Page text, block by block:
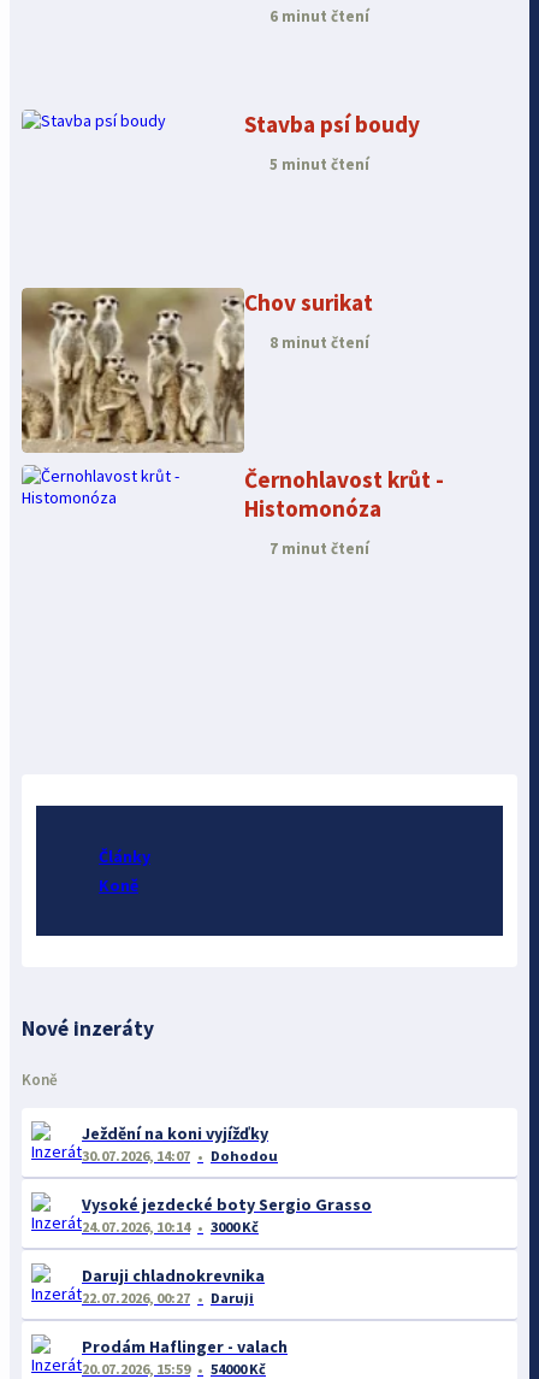
6 minut čtení
Stavba psí boudy
5 minut čtení
Chov surikat
8 minut čtení
Černohlavost krůt -
Histomonóza
7 minut čtení
Články
Koně
Nové inzeráty
Koně
Ježdění na koni vyjížďky
30.07.2026, 14:07 Dohodou
Vysoké jezdecké boty Sergio Grasso
24.07.2026, 10:14 3000 Kč
Daruji chladnokrevnika
22.07.2026, 00:27 Daruji
Prodám Haflinger - valach
20.07.2026, 15:59 54000 Kč